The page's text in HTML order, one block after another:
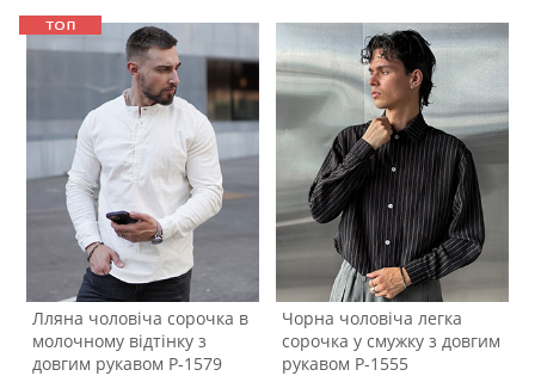
Лляна чоловіча сорочка в
молочному відтінку з
довгим рукавом Р-1579
Чорна чоловіча легка
сорочка у смужку з довгим
рукавом Р-1555